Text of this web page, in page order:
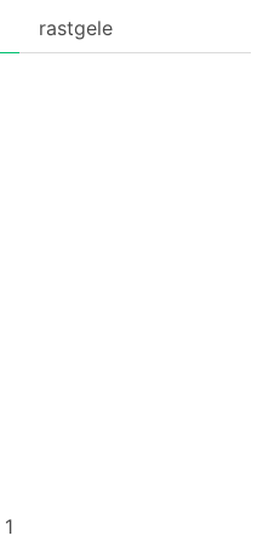
rastgele
1